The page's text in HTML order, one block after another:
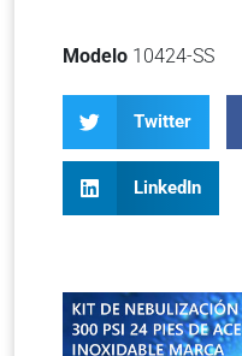
Modelo 10424-SS
Twitter
LinkedIn